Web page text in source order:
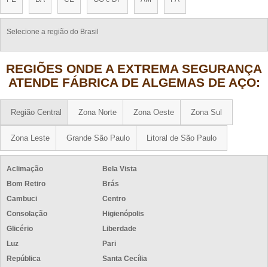
Selecione a região do Brasil
REGIÕES ONDE A EXTREMA SEGURANÇA
ATENDE FÁBRICA DE ALGEMAS DE AÇO:
Região Central Zona Norte Zona Oeste Zona Sul
Zona Leste Grande São Paulo Litoral de São Paulo
Aclimação
Bela Vista
Bom Retiro
Brás
Cambuci
Centro
Consolação
Higienópolis
Glicério
Liberdade
Luz
Pari
República
Santa Cecília